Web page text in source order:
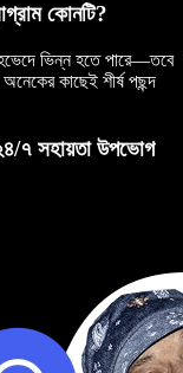
কোনটি?
ভিন্ন হতে পারে—তবে
কাছেই শীর্ষ পছন্দ
৭ সহায়তা উপভোগ